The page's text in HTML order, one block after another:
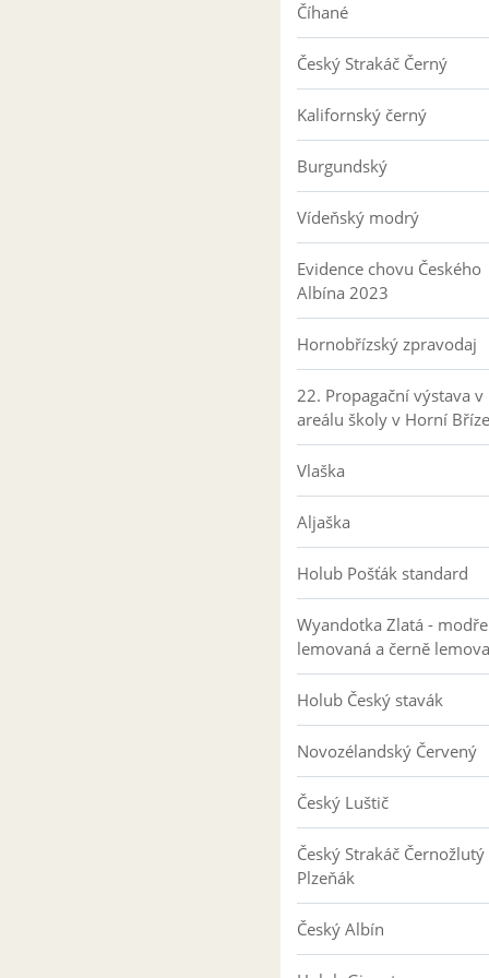
Číhané
Český Strakáč Černý
Kalifornský černý
Burgundský
Vídeňský modrý
Evidence chovu Českého
Albína 2023
Hornobřízský zpravodaj
22. Propagační výstava v
areálu školy v Horní Bříze
Vlaška
Aljaška
Holub Pošťák standard
Wyandotka Zlatá - modře
lemovaná a černě
Holub Český stavák
Novozélandský Červený
Český Luštič
Český Strakáč Černožlutý
Plzeňák
Český Albín